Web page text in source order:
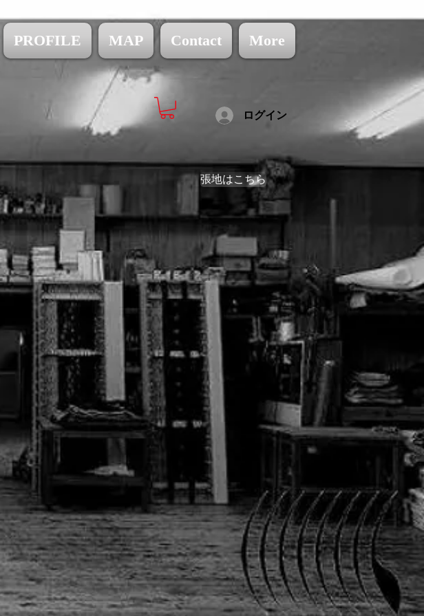
PROFILE MAP Contact More
ログイン
張地はこちら